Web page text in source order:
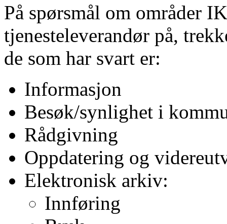
På spørsmål om områder
tjenesteleverandør på,
de som har svart er:
Informasjon
Besøk/synlighet i
Rådgivning
Oppdatering og
Elektronisk arkiv:
Innføring